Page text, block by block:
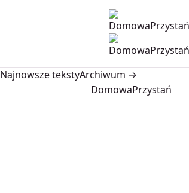
Najnowsze tekstyArchiwum →
DomowaPrzystań